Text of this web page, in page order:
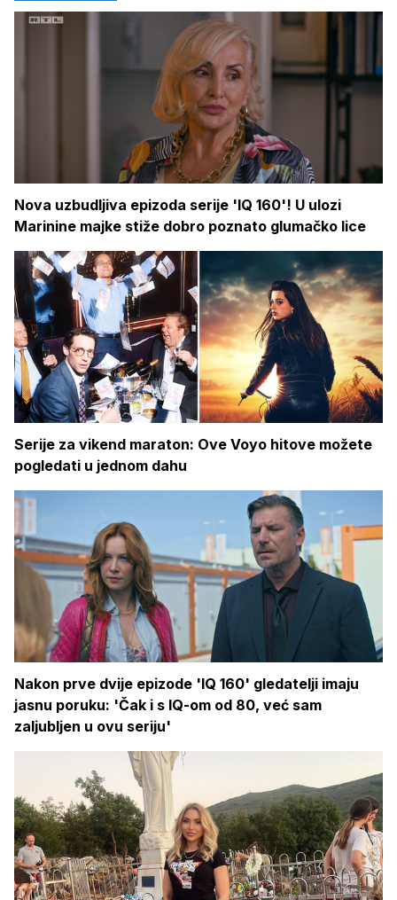
Nova uzbudljiva epizoda serije 'IQ 160'! U ulozi
Marinine majke stiže dobro poznato glumačko lice
Serije za vikend maraton: Ove Voyo hitove možete
pogledati u jednom dahu
Nakon prve dvije epizode 'IQ 160' gledatelji imaju
jasnu poruku: 'Čak i s IQ-om od 80, već sam
zaljubljen u ovu seriju'